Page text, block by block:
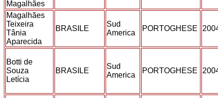
Magalhães
Magalhães
Teixeira
Tânia
Aparecida
BRASILE
Sud
America
PORTOGHESE
Botti de
Souza
Letícia
BRASILE
Sud
America
PORTOGHESE